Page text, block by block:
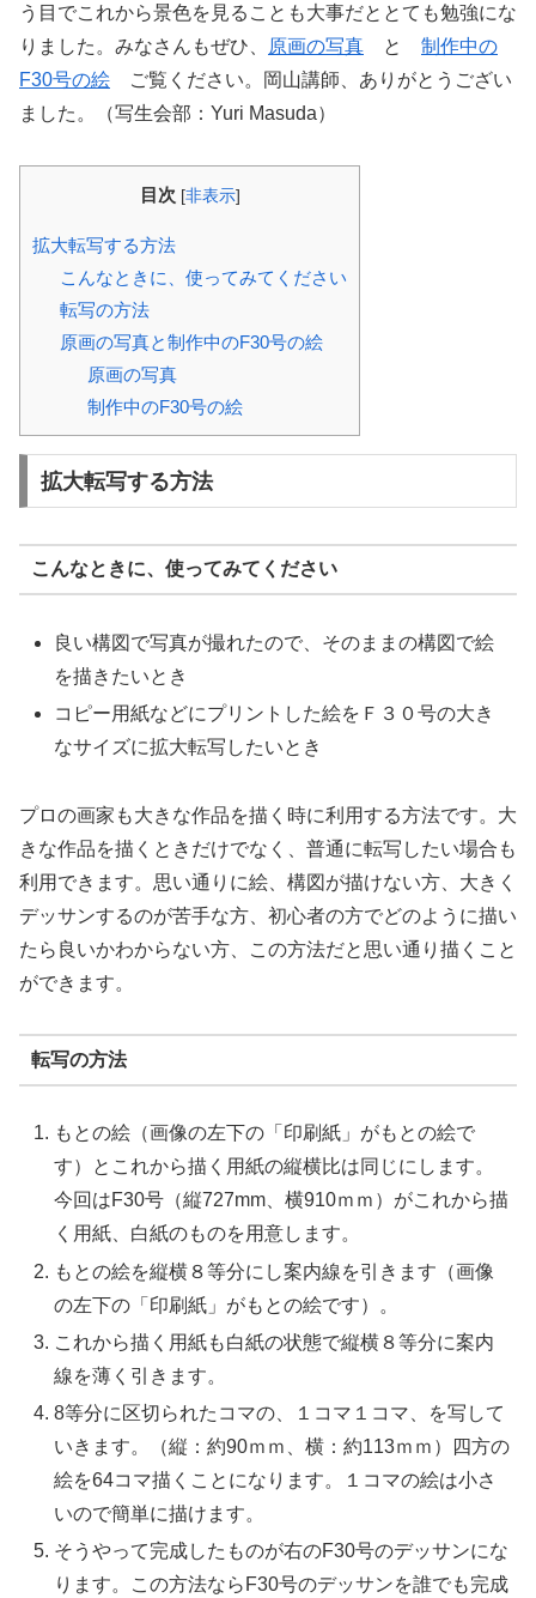
う目でこれから景色を見ることも大事だととても勉強にな
りました。みなさんもぜひ、
原画の写真 と 制作中の
F30号の絵 ご覧ください。岡山講師、ありがとうござい
ました。（写生会部：Yuri Masuda）
目次 [非表示]
拡大転写する方法
こんなときに、使ってみてください
転写の方法
原画の写真と制作中のF30号の絵
原画の写真
制作中のF30号の絵
拡大転写する方法
こんなときに、使ってみてください
良い構図で写真が撮れたので、そのままの構図で絵
を描きたいとき
コピー用紙などにプリントした絵をＦ３０号の大き
なサイズに拡大転写したいとき
プロの画家も大きな作品を描く時に利用する方法です。大
きな作品を描くときだけでなく、普通に転写したい場合も
利用できます。思い通りに絵、構図が描けない方、大きく
デッサンするのが苦手な方、初心者の方でどのように描い
たら良いかわからない方、この方法だと思い通り描くこと
ができます。
転写の方法
もとの絵（画像の左下の「印刷紙」がもとの絵で
す）とこれから描く用紙の縦横比は同じにします。
今回はF30号（縦727mm、横910ｍｍ）がこれから描
く用紙、白紙のものを用意します。
もとの絵を縦横８等分にし案内線を引きます（画像
の左下の「印刷紙」がもとの絵です）。
これから描く用紙も白紙の状態で縦横８等分に案内
線を薄く引きます。
8等分に区切られたコマの、１コマ１コマ、を写して
いきます。（縦：約90ｍｍ、横：約113ｍｍ）四方の
絵を64コマ描くことになります。１コマの絵は小さ
いので簡単に描けます。
そうやって完成したものが右のF30号のデッサンにな
ります。この方法ならF30号のデッサンを誰でも完成